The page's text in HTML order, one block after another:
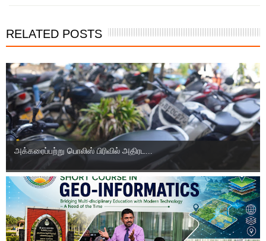
RELATED POSTS
அக்கரைப்பற்று பொலிஸ் பிரிவில் அதிரட...